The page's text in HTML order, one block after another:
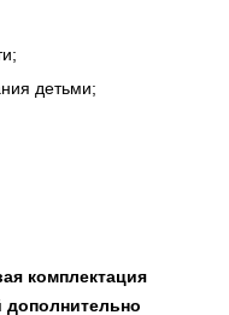
детьми;
комплектация
дополнительно